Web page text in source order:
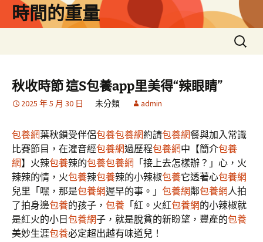
時間的重量
搜
尋
秋收時節 這S包養app里美得“辣眼睛”
2025 年 5 月 30 日 未分類 admin
包養網葉秋鎖受伴侶包養包養網約請包養網餐與加入常識
比賽節目，在灌音經包養網過歷程包養網中【簡介包養
網】火辣包養辣的包養包養網 「接上去怎樣辦？」心，火
辣辣的情，火包養辣包養辣的小辣椒包養它透著心包養網
兒里「嘿，那是包養網遲早的事。」 包養網鄰包養網人拍
了拍身邊包養的孩子， 包養 「紅。火紅包養網的小辣椒就
是紅火的小日 包養網子，就是脫貧的新盼望，豐產的包養
美妙生涯包養必定超出越有味道兒！